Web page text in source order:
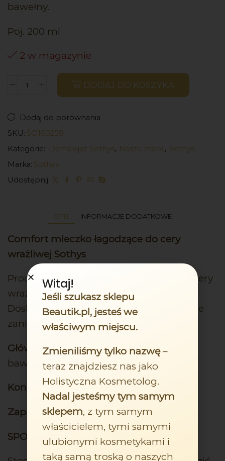
bawełny.
Poj. 200 ml
2 w magazynie
DODAJ DO KOSZYKA
Dodaj do porównania
SKU: SO160258
Kategorie: Demakijaż Sothys, Nasze marki, Sothys
Marka: Sothys
Udostępnij:
OPIS INFORMACJE DODATKOWE
Comfort mleczko łagodzące do cery
wrażliwej Sothys
Produkty przeznaczone do łagodzenia cery
wrażliwej, skłonnej do podrażnień.
Doskonale usuwają makijaż oraz wszelkie
zanieczyszczenia.
Główny składnik aktywny : ekstrakt z
bawełny.
Konsystencja:aksamitna, lekka emulsja
Zapach :kwiatowy, pudrowy, piżmowy
SPOSÓB UŻYCIA:
Witaj!
Jeśli szukasz sklepu
Beautik.pl, jesteś we
właściwym miejscu.
Zmieniliśmy tylko nazwę–
teraz znajdziesz nas jako
Holistyczna Kosmetolog.
Nadal jesteśmy tym samym
sklepem, z tym samym
właścicielem, tymi samymi
ulubionymi kosmetykami i
taką samą troską o naszych